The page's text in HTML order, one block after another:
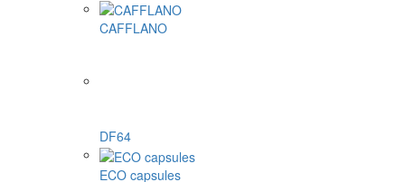
CAFFLANO
DF64
ECO capsules